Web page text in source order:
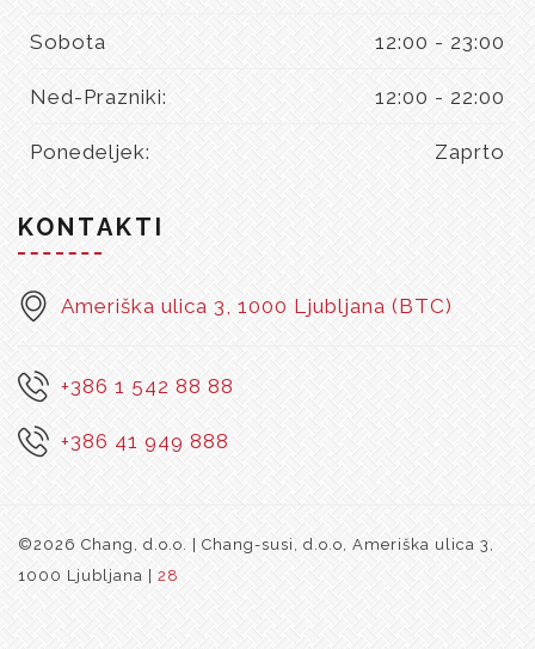
Sobota 12:00 - 23:00
Ned-Prazniki: 12:00 - 22:00
Ponedeljek: Zaprto
KONTAKTI
Ameriška ulica 3, 1000 Ljubljana (BTC)
+386 1 542 88 88
+386 41 949 888
©2026 Chang, d.o.o. | Chang-susi, d.o.o, Ameriška ulica 3,
1000 Ljubljana | 28